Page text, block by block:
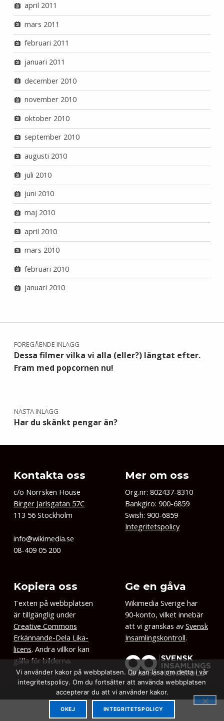
MENU
april 2011
mars 2011
februari 2011
januari 2011
december 2010
november 2010
oktober 2010
september 2010
augusti 2010
juli 2010
juni 2010
maj 2010
april 2010
mars 2010
februari 2010
januari 2010
Inläggsnavigering
FÖREGÅENDE INLÄGG
Dessa filmer vilka vi alla (eller?) längtat efter.
Fram med popcornen nu!
NÄSTA INLÄGG
Har du skänkt pengar än?
Kontakta oss
c/o Norrsken House
Birger Jarlsgatan 57C
113 56 Stockholm
info@wikimedia.se
08-409 05 200
Mer om oss
Org.nr: 802437-8310
Bankgiro: 900-6859
Swish: 900-6859
Integritetspolicy
Kopiera oss
Texten på webbplatsen
är tillgänglig under
Creative Commons
Erkännande-Dela Lika-
licens. Andra villkor kan
gälla för bilderna.
Ge en gåva
Wikimedia Sverige har
90-konto, vilket innebär
att vi granskas av Svensk
Insamlingskontroll.
Vi använder kakor på webbplatsen. Du kan läsa om detta i vår
integritetspolicy. Om du fortsätter att använda webbplatsen
accepterar du att vi använder kakor.
OKEJ INTEGRITETSPOLICY